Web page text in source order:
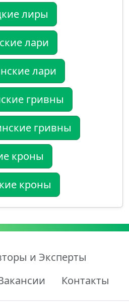
лиры
лари
лари
гривны
гривны
кроны
кроны
и Эксперты
Контакты